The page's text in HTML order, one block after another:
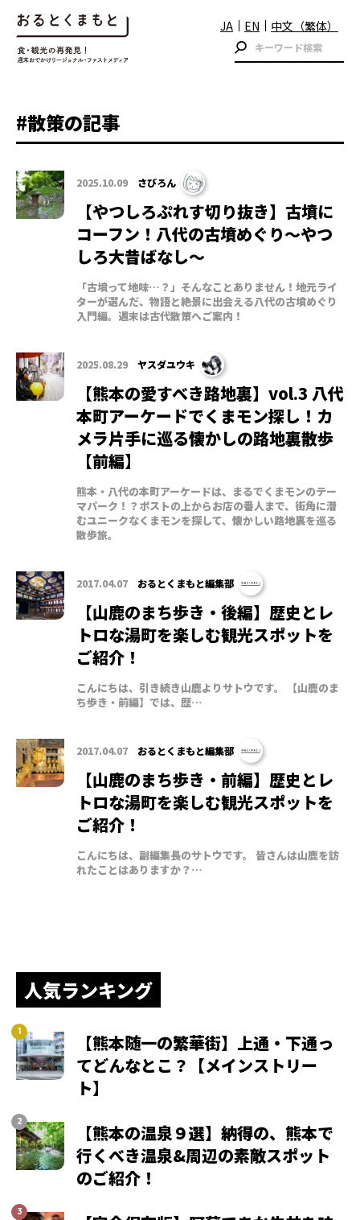
JA EN 中文（繁体）
#散策の記事
2025.10.09 さびろん
【やつしろぷれす切り抜き】古墳に
コーフン！八代の古墳めぐり～やつ
しろ大昔ばなし～
「古墳って地味…？」そんなことありません！地元ライ
ターが選んだ、物語と絶景に出会える八代の古墳めぐり
入門編。週末は古代散策へご案内！
2025.08.29 ヤスダユウキ
【熊本の愛すべき路地裏】vol.3 八代
本町アーケードでくまモン探し！カ
メラ片手に巡る懐かしの路地裏散歩
【前編】
熊本・八代の本町アーケードは、まるでくまモンのテー
マパーク！？ポストの上からお店の番人まで、街角に潜
むユニークなくまモンを探して、懐かしい路地裏を巡る
散歩旅。
2017.04.07 おるとくまもと編集部
【山鹿のまち歩き・後編】歴史とレ
トロな湯町を楽しむ観光スポットを
ご紹介！
こんにちは、引き続き山鹿よりサトウです。 【山鹿のま
ち歩き・前編】では、歴…
2017.04.07 おるとくまもと編集部
【山鹿のまち歩き・前編】歴史とレ
トロな湯町を楽しむ観光スポットを
ご紹介！
こんにちは、副編集長のサトウです。 皆さんは山鹿を訪
れたことはありますか？…
人気ランキング
【熊本随一の繁華街】上通・下通っ
てどんなとこ？【メインストリー
ト】
【熊本の温泉９選】納得の、熊本で
行くべき温泉&周辺の素敵スポット
のご紹介！